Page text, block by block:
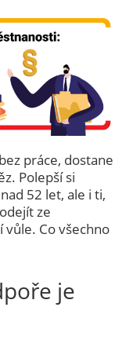
práce, dostane
Polepší si
52 let, ale i ti,
ze
vůle. Co všechno
je